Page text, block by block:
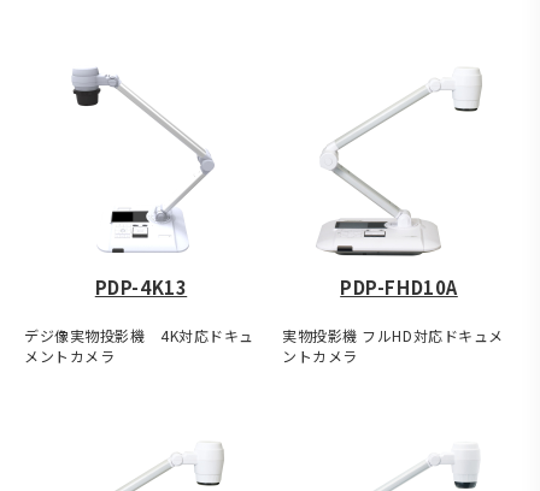
PDP-4K13
デジ像実物投影機 4K対応ドキュ
メントカメラ
PDP-FHD10A
実物投影機 フルHD対応ドキュメ
ントカメラ